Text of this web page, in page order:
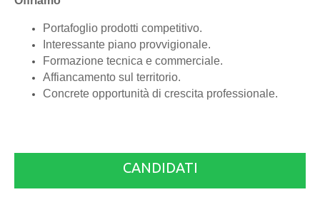
Portafoglio prodotti competitivo.
Interessante piano provvigionale.
Formazione tecnica e commerciale.
Affiancamento sul territorio.
Concrete opportunità di crescita professionale.
CANDIDATI